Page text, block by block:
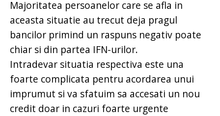
Majoritatea persoanelor care se afla in
aceasta situatie au trecut deja pragul
bancilor primind un raspuns negativ poate
chiar si din partea IFN-urilor.
Intradevar situatia respectiva este una
foarte complicata pentru acordarea unui
imprumut si va sfatuim sa accesati un nou
credit doar in cazuri foarte urgente